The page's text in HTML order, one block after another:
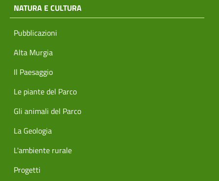
NATURA E CULTURA
Pubblicazioni
Alta Murgia
Il Paesaggio
Le piante del Parco
Gli animali del Parco
La Geologia
L'ambiente rurale
Progetti